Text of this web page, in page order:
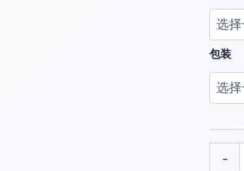
包装
-